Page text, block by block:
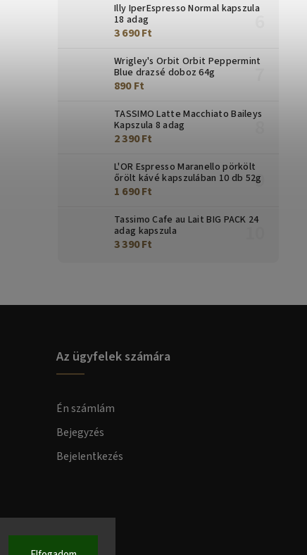
Illy IperEspresso Normal kapszula
18 adag
3 690 Ft
Wrigley's Orbit Orbit Peppermint
Blue drazsé doboz 64g
890 Ft
TASSIMO Latte Macchiato Baileys
Kapszula 8 adag
2 390 Ft
L'OR Espresso Maranello pörkölt
őrölt kávé kapszulában 10 db 52g
1 690 Ft
Tassimo Cafe au Lait BIG PACK 24
adag kapszula
3 390 Ft
Az ügyfelek számára
Én számlám
Bejegyzés
Bejelentkezés